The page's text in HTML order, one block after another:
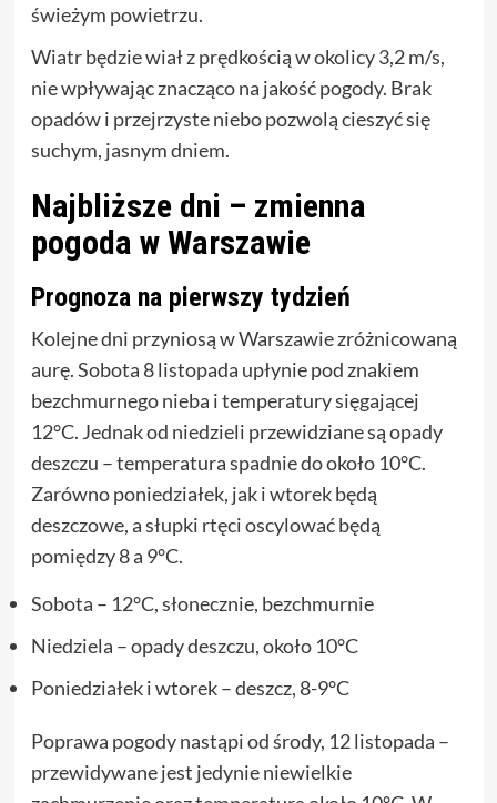
świeżym powietrzu.
Wiatr będzie wiał z prędkością w okolicy 3,2 m/s,
nie wpływając znacząco na jakość pogody. Brak
opadów i przejrzyste niebo pozwolą cieszyć się
suchym, jasnym dniem.
Najbliższe dni – zmienna
pogoda w Warszawie
Prognoza na pierwszy tydzień
Kolejne dni przyniosą w Warszawie zróżnicowaną
aurę. Sobota 8 listopada upłynie pod znakiem
bezchmurnego nieba i temperatury sięgającej
12°C. Jednak od niedzieli przewidziane są opady
deszczu – temperatura spadnie do około 10°C.
Zarówno poniedziałek, jak i wtorek będą
deszczowe, a słupki rtęci oscylować będą
pomiędzy 8 a 9°C.
Sobota – 12°C, słonecznie, bezchmurnie
Niedziela – opady deszczu, około 10°C
Poniedziałek i wtorek – deszcz, 8-9°C
Poprawa pogody nastąpi od środy, 12 listopada –
przewidywane jest jedynie niewielkie